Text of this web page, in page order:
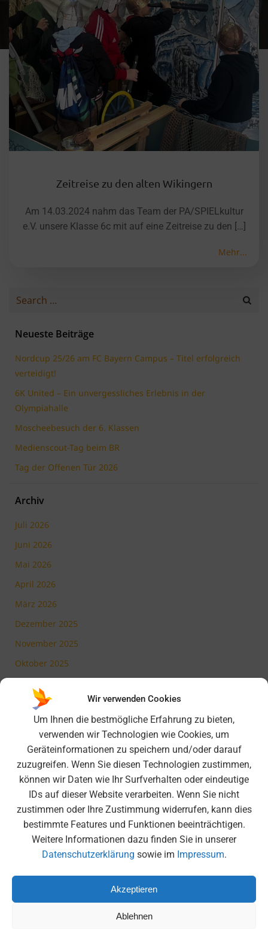
Wir verwenden Cookies
Um Ihnen die bestmögliche Erfahrung zu bieten,
verwenden wir Technologien wie Cookies, um
Geräteinformationen zu speichern und/oder darauf
zuzugreifen. Wenn Sie diesen Technologien zustimmen,
können wir Daten wie Ihr Surfverhalten oder eindeutige
IDs auf dieser Website verarbeiten. Wenn Sie nicht
zustimmen oder Ihre Zustimmung widerrufen, kann dies
bestimmte Features und Funktionen beeinträchtigen.
Weitere Informationen dazu finden Sie in unserer
Datenschutzerklärung sowie im Impressum.
Akzeptieren
Ablehnen
Zeitreise zu den alten Wikingern
Am 14.03.2024 nahm das Team der PA/SPIELkultur
e.V. unsere Klasse 6c mit auf eine Zeitreise zu den […]
Mehr...
Search
Neueste Beiträge
Nordcup 25/26 am FC Bayern Campus – Titel erfolgreich
verteidigt!
6K United – Ein unvergessliches Erlebnis in der
Olympiahalle
Moscheebesuch der 6. Klassen
Medienscout-Tag beim BR
Tag der Offenen Tür 2026
Archiv
Juli 2026
Juni 2026
Mai 2026
April 2026
März 2026
Dezember 2025
November 2025
Oktober 2025
Mai 2025
März 2025
November 2024
Oktober 2024
September 2024
Juli 2024
Juni 2024
Mai 2024
März 2024